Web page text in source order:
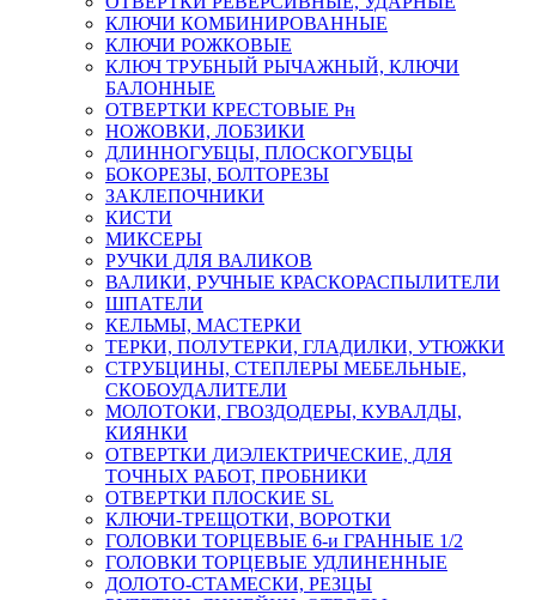
КЛЮЧИ КОМБИНИРОВАННЫЕ
КЛЮЧИ РОЖКОВЫЕ
КЛЮЧ ТРУБНЫЙ РЫЧАЖНЫЙ, КЛЮЧИ
БАЛОННЫЕ
ОТВЕРТКИ КРЕСТОВЫЕ Рн
НОЖОВКИ, ЛОБЗИКИ
ДЛИННОГУБЦЫ, ПЛОСКОГУБЦЫ
БОКОРЕЗЫ, БОЛТОРЕЗЫ
ЗАКЛЕПОЧНИКИ
КИСТИ
МИКСЕРЫ
РУЧКИ ДЛЯ ВАЛИКОВ
ВАЛИКИ, РУЧНЫЕ КРАСКОРАСПЫЛИТЕЛИ
ШПАТЕЛИ
КЕЛЬМЫ, МАСТЕРКИ
ТЕРКИ, ПОЛУТЕРКИ, ГЛАДИЛКИ, УТЮЖКИ
СТРУБЦИНЫ, СТЕПЛЕРЫ МЕБЕЛЬНЫЕ,
СКОБОУДАЛИТЕЛИ
МОЛОТОКИ, ГВОЗДОДЕРЫ, КУВАЛДЫ,
КИЯНКИ
ОТВЕРТКИ ДИЭЛЕКТРИЧЕСКИЕ, ДЛЯ
ТОЧНЫХ РАБОТ, ПРОБНИКИ
ОТВЕРТКИ ПЛОСКИЕ SL
КЛЮЧИ-ТРЕЩОТКИ, ВОРОТКИ
ГОЛОВКИ ТОРЦЕВЫЕ 6-и ГРАННЫЕ 1/2
ГОЛОВКИ ТОРЦЕВЫЕ УДЛИНЕННЫЕ
ДОЛОТО-СТАМЕСКИ, РЕЗЦЫ